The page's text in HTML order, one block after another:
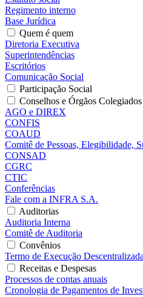
Regimento interno
Base Jurídica
Quem é quem
Diretoria Executiva
Superintendências
Escritórios
Comunicação Social
Participação Social
Conselhos e Órgãos Colegiados
AGO e DIREX
CONFIS
COAUD
Comitê de Pessoas, Elegibilidade,
CONSAD
CGRC
CTIC
Conferências
Fale com a INFRA S.A.
Auditorias
Auditoria Interna
Comitê de Auditoria
Convênios
Termo de Execução
Receitas e Despesas
Processos de contas anuais
Cronologia de Pagamentos de